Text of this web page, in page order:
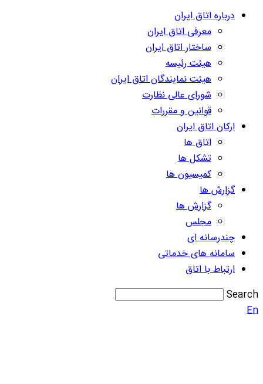
درباره اتاق ایران
معرفی اتاق ایران
ساختار اتاق ایران
هیئت رئیسه
هیئت نمایندگان اتاق ایران
شورای عالی نظارت
قوانین و مقررات
ارکان اتاق ایران
اتاق ها
تشکل ها
کمیسیون ها
گزارش ها
گزارش ها
مجلس
چندرسانه ای
سامانه های خدماتی
ارتباط با اتاق
Search
En